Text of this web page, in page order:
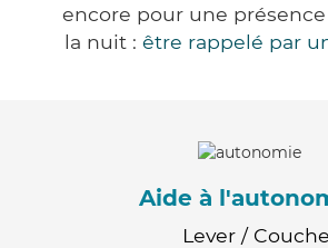
encore pour une
la nuit : être rappelé par
Aide à
Lever /